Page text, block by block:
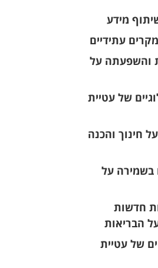
מידע
עתידיים
והשפעתה על
של עטיית
חינוך והכנה
בשמירה על
חדשות
הבריאות
של עטיית